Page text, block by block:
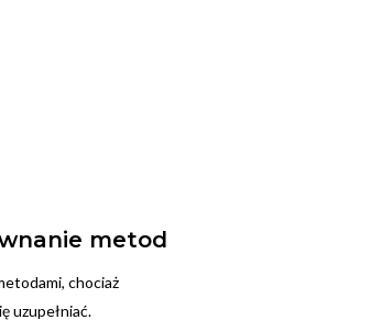
metod
chociaż
uzupełniać.